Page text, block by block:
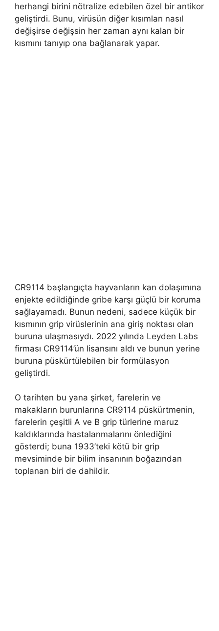
herhangi birini nötralize edebilen özel bir antikor
geliştirdi. Bunu, virüsün diğer kısımları nasıl
değişirse değişsin her zaman aynı kalan bir
kısmını tanıyıp ona bağlanarak yapar.
CR9114 başlangıçta hayvanların kan dolaşımına
enjekte edildiğinde gribe karşı güçlü bir koruma
sağlayamadı. Bunun nedeni, sadece küçük bir
kısmının grip virüslerinin ana giriş noktası olan
buruna ulaşmasıydı. 2022 yılında Leyden Labs
firması CR9114’ün lisansını aldı ve bunun yerine
buruna püskürtülebilen bir formülasyon
geliştirdi.
O tarihten bu yana şirket, farelerin ve
makakların burunlarına CR9114 püskürtmenin,
farelerin çeşitli A ve B grip türlerine maruz
kaldıklarında hastalanmalarını önlediğini
gösterdi; buna 1933’teki kötü bir grip
mevsiminde bir bilim insanının boğazından
toplanan biri de dahildir.